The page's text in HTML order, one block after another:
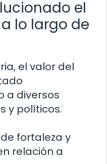
el
lo largo de
el valor del
a diversos
y políticos.
fortaleza y
relación a